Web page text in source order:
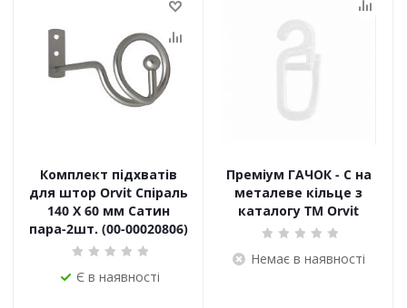
Комплект підхватів
для штор Orvit Спіраль
140 Х 60 мм Сатин
пара-2шт. (00-00020806)
Є в наявності
Преміум ГАЧОК - С на
металеве кільце з
каталогу TM Orvit
Немає в наявності